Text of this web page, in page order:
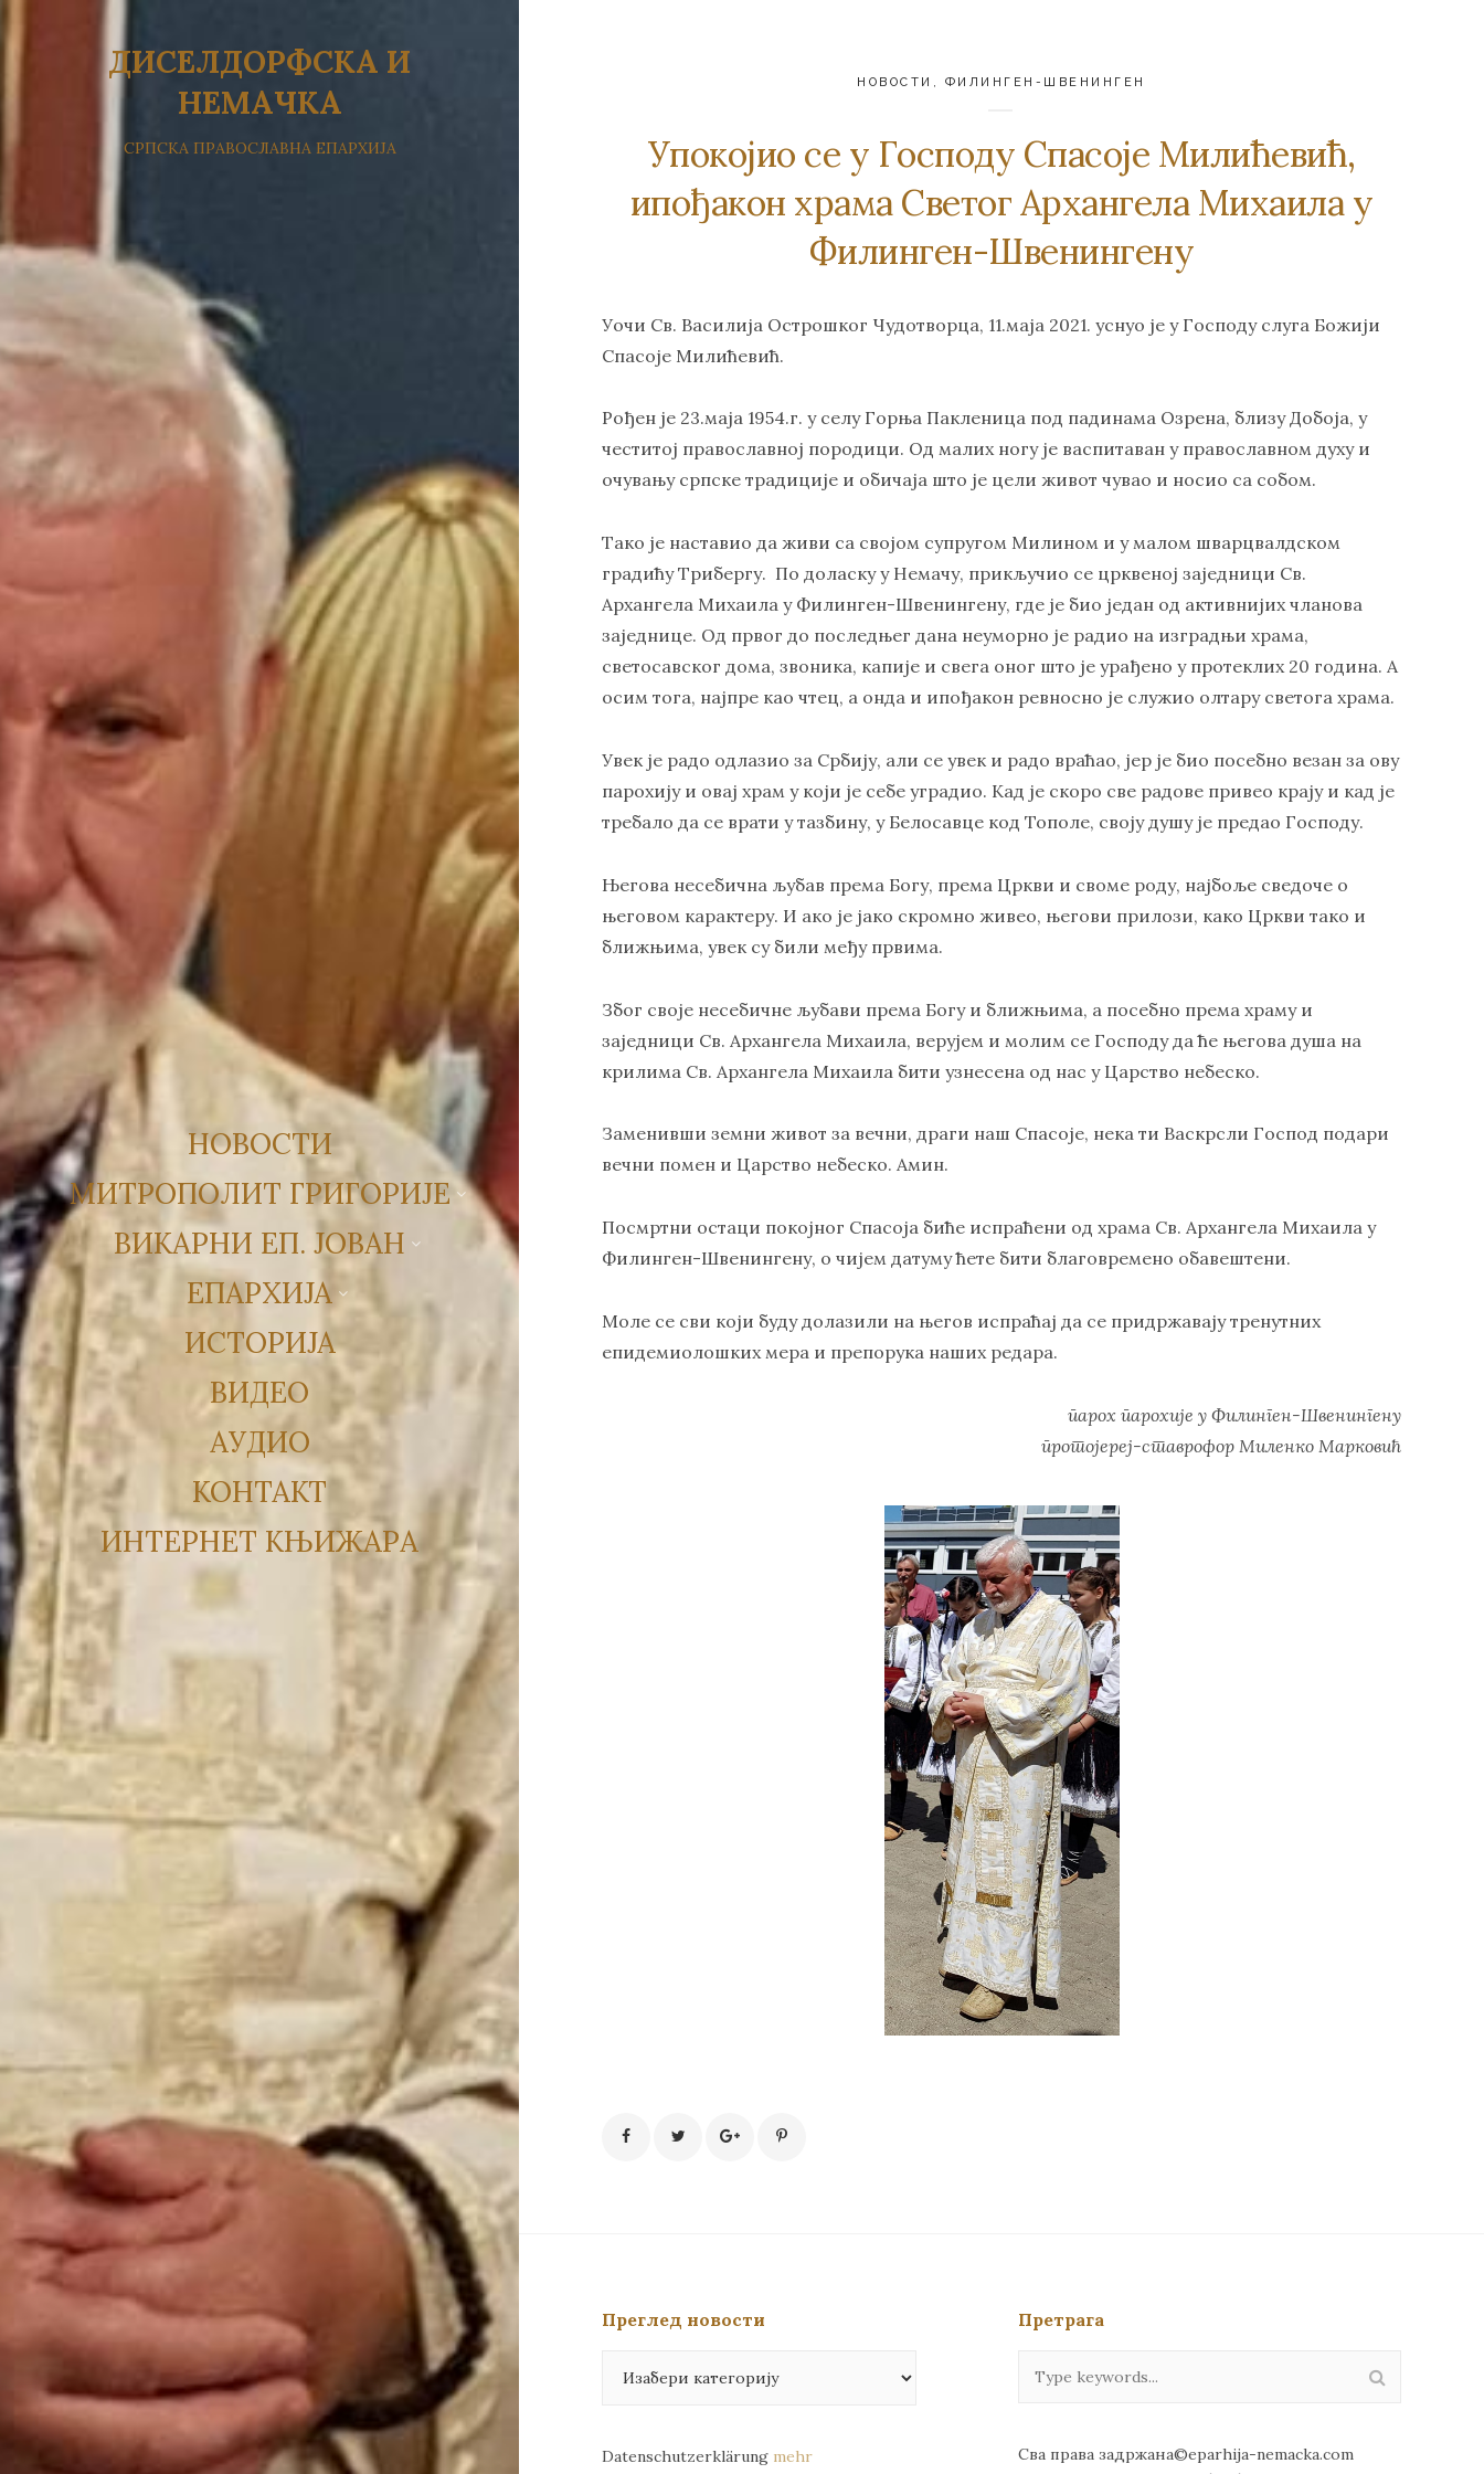
ДИСЕЛДОРФСКА И
НЕМАЧКА
СРПСКА ПРАВОСЛАВНА ЕПАРХИЈА
НОВОСТИ
МИТРОПОЛИТ ГРИГОРИЈЕ
ВИКАРНИ ЕП. ЈОВАН
ЕПАРХИЈА
ИСТОРИЈА
ВИДЕО
АУДИО
КОНТАКТ
ИНТЕРНЕТ КЊИЖАРА
НОВОСТИ , ФИЛИНГЕН-ШВЕНИНГЕН
Упокојио се у Господу Спасоје Милићевић,
ипођакон храма Светог Архангела Михаила у
Филинген-Швенингену
Уочи Св. Василија Острошког Чудотворца, 11.маја 2021. уснуо је у Господу слуга Божији
Спасоје Милићевић.
Рођен је 23.маја 1954.г. у селу Горња Пакленица под падинама Озрена, близу Добоја, у
честитој православној породици. Од малих ногу је васпитаван у православном духу и
очувању српске традиције и обичаја што је цели живот чувао и носио са собом.
Тако је наставио да живи са својом супругом Милином и у малом шварцвалдском
градићу Трибергу. По доласку у Немачу, прикључио се црквеној заједници Св.
Архангела Михаила у Филинген-Швенингену, где је био један од активнијих чланова
заједнице. Од првог до последњег дана неуморно је радио на изградњи храма,
светосавског дома, звоника, капије и свега оног што је урађено у протеклих 20 година. А
осим тога, најпре као чтец, а онда и ипођакон ревносно је служио олтару светога храма.
Увек је радо одлазио за Србију, али се увек и радо враћао, јер је био посебно везан за ову
парохију и овај храм у који је себе уградио. Кад је скоро све радове привео крају и кад је
требало да се врати у тазбину, у Белосавце код Тополе, своју душу је предао Господу.
Његова несебична љубав према Богу, према Цркви и своме роду, најбоље сведоче о
његовом карактеру. И ако је јако скромно живео, његови прилози, како Цркви тако и
ближњима, увек су били међу првима.
Због своје несебичне љубави према Богу и ближњима, а посебно према храму и
заједници Св. Архангела Михаила, верујем и молим се Господу да ће његова душа на
крилима Св. Архангела Михаила бити узнесена од нас у Царство небеско.
Заменивши земни живот за вечни, драги наш Спасоје, нека ти Васкрсли Господ подари
вечни помен и Царство небеско. Амин.
Посмртни остаци покојног Спасоја биће испраћени од храма Св. Архангела Михаила у
Филинген-Швенингену, о чијем датуму ћете бити благовремено обавештени.
Моле се сви који буду долазили на његов испраћај да се придржавају тренутних
епидемиолошких мера и препорука наших редара.
парох парохије у Филинген-Швенингену
протојереј-ставрофор Миленко Марковић
Преглед новости
новости
Datenschutzerklärung mehr
Претрага
Сва права задржана©eparhija-nemacka.com